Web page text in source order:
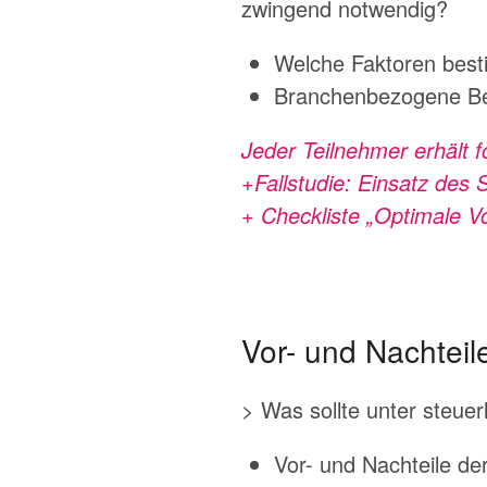
zwingend notwendig?
Welche Faktoren
Branchenbezogene
Jeder Teilnehmer erhält
+Fallstudie: Einsatz des
+ Checkliste „Optimale
Vor- und
> Was sollte unter
Vor- und Nachteile